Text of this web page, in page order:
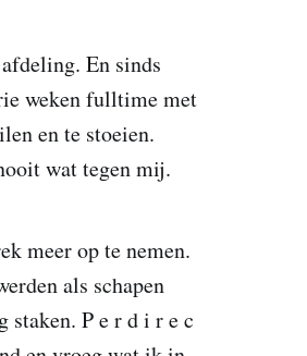
En sinds
weken fulltime met
en te stoeien.
wat tegen mij.
meer op te nemen.
als schapen
staken. P e r d i r e c